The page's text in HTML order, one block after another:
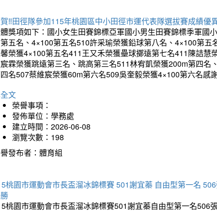
‼️田徑隊參加115年桃園區中小田徑市運代表隊選拔賽成績優
獎項如下：國小女生田賽錦標亞軍國小男生田賽錦標季軍國
五名、4×100第五名510許采瑜榮獲鉛球第八名、4×100第
榮獲4×100第五名411王又禾榮獲壘球擲遠第七名411陳詰
霖榮獲跳遠第三名、跳高第三名511林宥凱榮獲200m第四
名507蔡維宸榮獲60m第六名509吳奎毅榮獲4×100第六名
文
榮譽事項：
發佈單位：學務處
建立時間：2026-06-08
瀏覽次數：198
發布者：體育組
桃園市運動會市長盃溜冰錦標賽 501謝宜蓁 自由型第一名
桃園市運動會市長盃溜冰錦標賽501謝宜蓁自由型第一名